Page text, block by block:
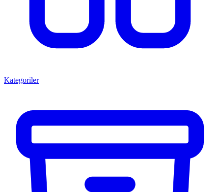
Kategoriler